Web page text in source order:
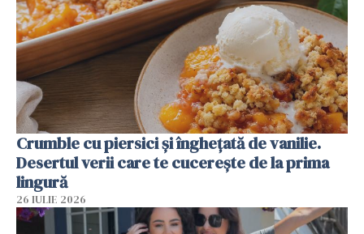
Crumble cu piersici și înghețată de vanilie.
Desertul verii care te cucerește de la prima
lingură
26 IULIE 2026